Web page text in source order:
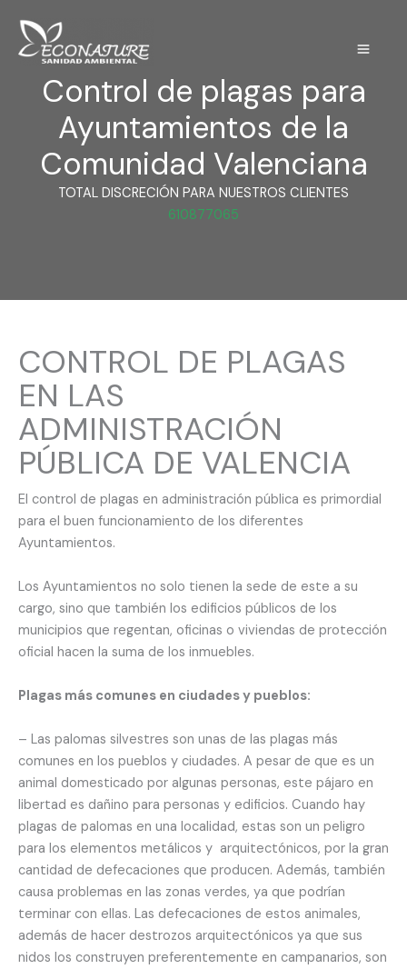
contenido
Control de plagas para
Ayuntamientos de la
Comunidad Valenciana
TOTAL DISCRECIÓN PARA NUESTROS CLIENTES
610877065
CONTROL DE PLAGAS
EN LAS
ADMINISTRACIÓN
PÚBLICA DE VALENCIA
El control de plagas en administración pública es primordial
para el buen funcionamiento de los diferentes
Ayuntamientos.
Los Ayuntamientos no solo tienen la sede de este a su
cargo, sino que también los edificios públicos de los
municipios que regentan, oficinas o viviendas de protección
oficial hacen la suma de los inmuebles.
Plagas más comunes en ciudades y pueblos:
– Las palomas silvestres son unas de las plagas más
comunes en los pueblos y ciudades. A pesar de que es un
animal domesticado por algunas personas, este pájaro en
libertad es dañino para personas y edificios. Cuando hay
plagas de palomas en una localidad, estas son un peligro
para los elementos metálicos y arquitectónicos, por la gran
cantidad de defecaciones que producen. Además, también
causa problemas en las zonas verdes, ya que podrían
terminar con ellas. Las defecaciones de estos animales,
además de hacer destrozos arquitectónicos ya que sus
nidos los construyen preferentemente en campanarios, son